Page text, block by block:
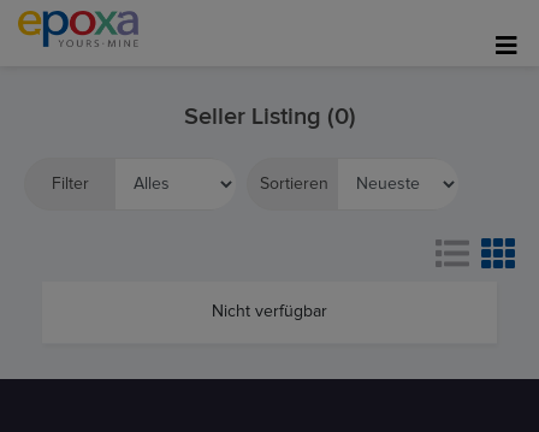
Seller Listing (0)
Filter Sortieren
Nicht verfügbar